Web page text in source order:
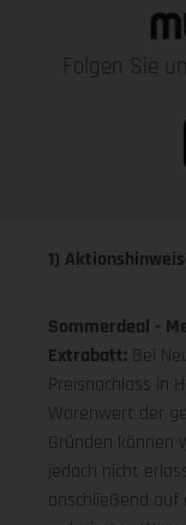
Folgen Sie
1)
Sommerdeal -
Extrabatt: Bei
Preisnachlass in
Warenwert der
Gründen können
jedoch nicht
anschließend